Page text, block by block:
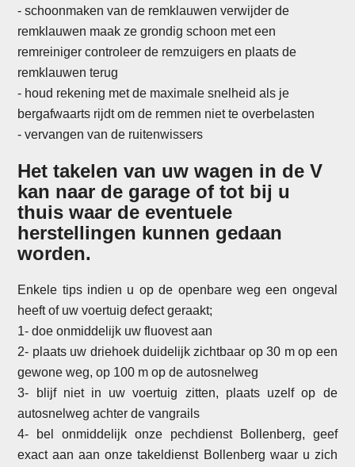
- schoonmaken van de remklauwen verwijder de
remklauwen maak ze grondig schoon met een
remreiniger controleer de remzuigers en plaats de
remklauwen terug
- houd rekening met de maximale snelheid als je
bergafwaarts rijdt om de remmen niet te overbelasten
- vervangen van de ruitenwissers
Het takelen van uw wagen in de V
kan naar de garage of tot bij u
thuis waar de eventuele
herstellingen kunnen gedaan
worden.
Enkele tips indien u op de openbare weg een ongeval
heeft of uw voertuig defect geraakt;
1- doe onmiddelijk uw fluovest aan
2- plaats uw driehoek duidelijk zichtbaar op 30 m op een
gewone weg, op 100 m op de autosnelweg
3- blijf niet in uw voertuig zitten, plaats uzelf op de
autosnelweg achter de vangrails
4- bel onmiddelijk onze pechdienst Bollenberg, geef
exact aan aan onze takeldienst Bollenberg waar u zich